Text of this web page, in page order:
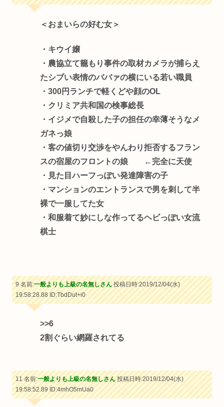
＜おまいらの好む女＞
・キウイ嬢
・農協立て籠もり事件の取材カメラが捕らえ
たシブい表情のババァの横にいる若い職員
・300円ランチで軽くどや顔のOL
・クリミア共和国の検事総長
・イジメで自殺した子の担任の幸薄そうなメ
ガネっ娘
・客の値切り交渉をやんわり拒否するフラン
スの宿屋のフロントの娘 ←完全に天使
・見た目ハーフっぽい発達障害の子
・マンションのエントランスで男を刺して半
裸で一服してた女
・和服着て妙にしな作ってるヘビっぽい女流
棋士
9 名前:一般よりも上級の名無しさん投稿日時:2019/12/04(水)
19:58:28.88ID:TbdDut+i0
>>6
2割ぐらい網羅されてる
11 名前:一般よりも上級の名無しさん投稿日時:2019/12/04(水)
19:58:52.89ID:4mhO5mUa0